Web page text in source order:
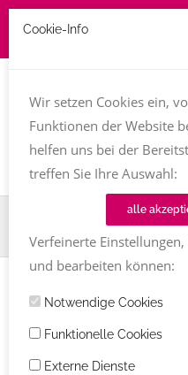
TT-
Ein
BUCHVORSTELLUNG
Ein Geschenk
Ebbert
Cookie-Info
Wir setzen Cookies ein,
Funktionen der Website
helfen uns bei der
treffen Sie Ihre Auswahl:
alle
Verfeinerte
und bearbeiten können:
Notwendige Cookies
Funktionelle Cookies
Externe Dienste